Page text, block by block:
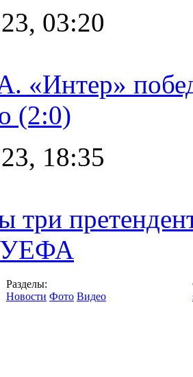
03:20
«Интер»
(2:0)
18:35
три
УЕФА
Разделы:
Новости Фото Видео